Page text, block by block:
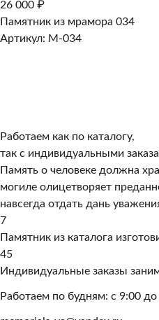
26 000 ₽
Памятник из мрамора 034
Артикул: M-034
Работаем как по каталогу,
так с индивидуальными
Память о человеке должна
могиле олицетворяет
навсегда отдать дань
7
Памятник из каталога
45
Индивидуальные заказы
Работаем по будням: с 9:00